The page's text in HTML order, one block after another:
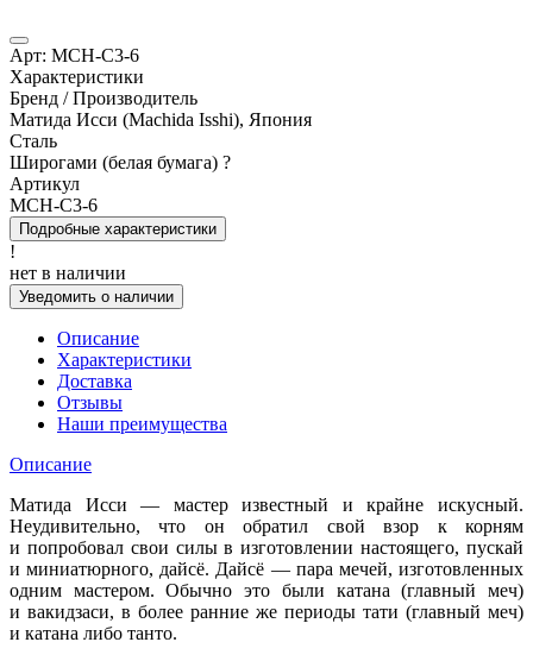
Арт: MCH-C3-6
Характеристики
Бренд / Производитель
Матида Исси (Machida Isshi), Япония
Сталь
Широгами (белая бумага) ?
Артикул
MCH-C3-6
Подробные характеристики
!
нет в наличии
Уведомить о наличии
Описание
Характеристики
Доставка
Отзывы
Наши преимущества
Описание
Матида Исси — мастер известный и крайне искусный.
Неудивительно, что он обратил свой взор к корням
и попробовал свои силы в изготовлении настоящего, пускай
и миниатюрного, дайсё. Дайсё — пара мечей, изготовленных
одним мастером. Обычно это были катана (главный меч)
и вакидзаси, в более ранние же периоды тати (главный меч)
и катана либо танто.